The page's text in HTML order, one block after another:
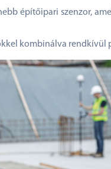
építőipari szenzor,
kombinálva